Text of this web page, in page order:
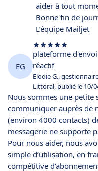
aider à tout
Bonne fin de
L’équipe Mailjet
EG
plateforme
réactif
Elodie G.,
Littoral, publié le 10/
Nous sommes une petite
communiquer auprès de
(environ 4000 contacts)
messagerie ne supporte
Pour nous aider, nous
simple d’utilisation, en
compétitive